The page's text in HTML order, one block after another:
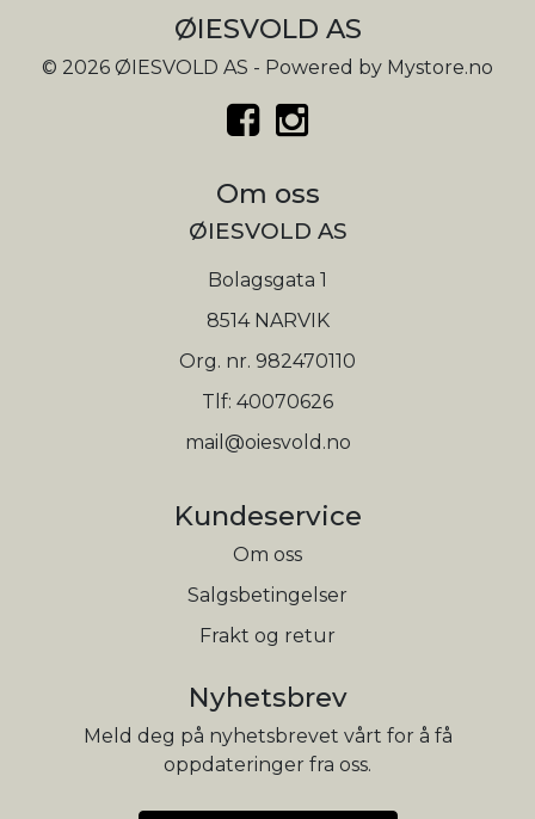
ØIESVOLD AS
© 2026 ØIESVOLD AS - Powered by Mystore.no
Om oss
ØIESVOLD AS
Bolagsgata 1
8514 NARVIK
Org. nr. 982470110
Tlf: 40070626
mail@oiesvold.no
Kundeservice
Om oss
Salgsbetingelser
Frakt og retur
Nyhetsbrev
Meld deg på nyhetsbrevet vårt for å få
oppdateringer fra oss.